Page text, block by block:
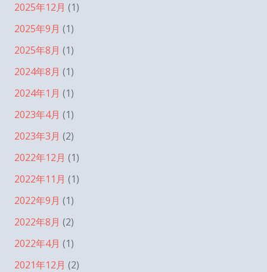
2025年12月 (1)
2025年9月 (1)
2025年8月 (1)
2024年8月 (1)
2024年1月 (1)
2023年4月 (1)
2023年3月 (2)
2022年12月 (1)
2022年11月 (1)
2022年9月 (1)
2022年8月 (2)
2022年4月 (1)
2021年12月 (2)